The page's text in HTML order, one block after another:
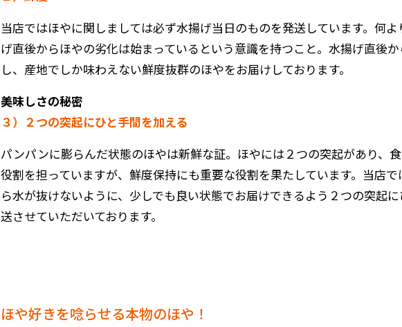
当店ではほやに関しましては必ず水揚げ当日のものを発送しています。何
げ直後からほやの劣化は始まっているという意識を持つこと。水揚げ直後
し、産地でしか味わえない鮮度抜群のほやをお届けしております。
美味しさの秘密
３）２つの突起にひと手間を加える
パンパンに膨らんだ状態のほやは新鮮な証。ほやには２つの突起があり、
役割を担っていますが、鮮度保持にも重要な役割を果たしています。当店
ら水が抜けないように、少しでも良い状態でお届けできるよう２つの突起
送させていただいております。
ほや好きを唸らせる本物のほや！